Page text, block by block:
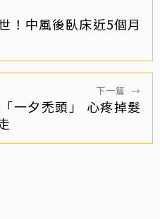
！中風後臥床近5個月
下一篇 →
一夕禿頭」 心疼掉髮